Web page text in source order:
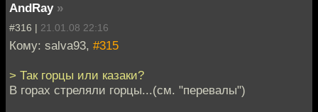
AndRay »
#316 | 21.01.08 22:16
Кому: salva93, #315
> Так горцы или казаки?
В горах стреляли горцы...(см. "перевалы")